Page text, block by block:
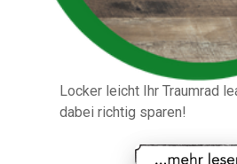
Locker leicht Ihr Traumrad
dabei richtig sparen!